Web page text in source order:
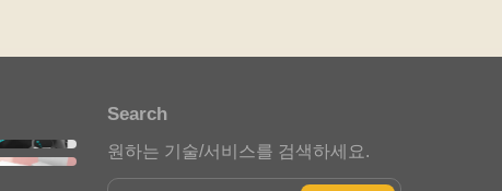
스타트업 인사이트
Search
원하는 기술/서비스를 검색하세요.